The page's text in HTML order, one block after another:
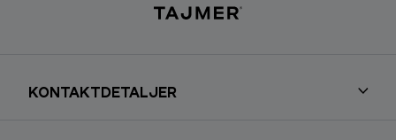
KONTAKTDETALJER